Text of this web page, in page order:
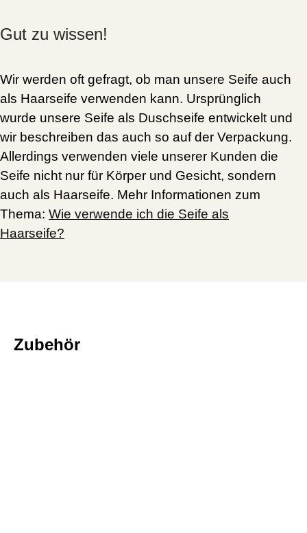
Gut zu wissen!
Wir werden oft gefragt, ob man unsere Seife auch
als Haarseife verwenden kann. Ursprünglich
wurde unsere Seife als Duschseife entwickelt und
wir beschreiben das auch so auf der Verpackung.
Allerdings verwenden viele unserer Kunden die
Seife nicht nur für Körper und Gesicht, sondern
auch als Haarseife. Mehr Informationen zum
Thema: Wie verwende ich die Seife als
Haarseife?
Zubehör